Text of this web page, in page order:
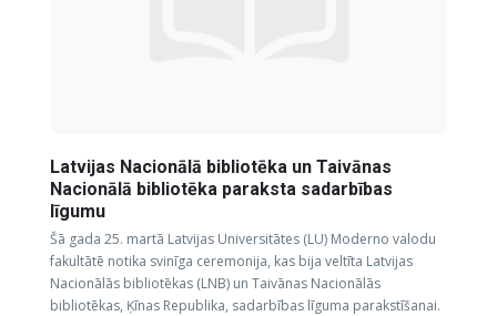
Latvijas Nacionālā bibliotēka un Taivānas
Nacionālā bibliotēka paraksta sadarbības
līgumu
Šā gada 25. martā Latvijas Universitātes (LU) Moderno valodu
fakultātē notika svinīga ceremonija, kas bija veltīta Latvijas
Nacionālās bibliotēkas (LNB) un Taivānas Nacionālās
bibliotēkas, Ķīnas Republika, sadarbības līguma parakstīšanai.